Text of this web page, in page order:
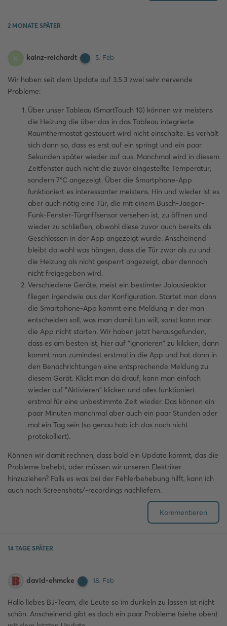
2 MONATE SPÄTER
K kainz-reichardt 5. Feb
Wir haben seit dem Update auf 3.5.3 zwei sehr nervende
Probleme:
Über unser Tableau (SmartTouch 10) können wir meistens
die Heizung die über das in das Tableau integrierte
Raumthermostat gesteuert wird nicht einschalte. Es verhält
sich dann so, dass es erst auf ein springt und ein paar
Sekunden später wieder auf aus. Manchmal wird in diesem
Zeitfenster auch nicht die zuvor eingestellte Temperatur,
sondern 7°C angezeigt. Über die Smartphone-App
funktioniert es interessanter meistens. Hin und wieder ist es
aber auch nötig eine Tür, die mit einem Busch-Jaeger-
Funk-Fenster-Türgriffsensor versehen ist, zu öffnen und
wieder zu schließen, obwohl diese zuvor auch bereits als
Geschlossen in der App angezeigt wurde. Anscheinend
bleibt da wohl was hängen, dass die Tür zwar als zu und
die Heizung als nicht gesperrt angezeigt, aber dennoch
nicht freigegeben wird.
Verschiedene Geräte, meist ein bestimter Jalousieaktor
fliegen irgendwie aus der Konfiguration. Startet man dann
die Smartphone-App kommt eine Meldung in der man
entscheiden soll, was man damit tun will, sonst kann man
die App nicht starten. Wir haben jetzt herausgefunden,
dass es am besten ist, hier auf "ignorieren" zu kilcken, dann
kommt man zumindest erstmal in die App und hat dann in
den Benachrichtungen eine entsprechende Meldung zu
diesem Gerät. Klickt man da drauf, kann man einfach
wieder auf "Aktivieren" klicken und alles funktioniert
erstmal für eine unbestimmte Zeit wieder. Das können ein
paar Minuten manchmal aber auch ein paar Stunden oder
mal ein Tag sein (so genau hab ich das noch nicht
protokolliert).
Können wir damit rechnen, dass bald ein Update kommt, das die
Probleme behebt, oder müssen wir unseren Elektriker
hinzuziehen? Falls es was bei der Fehlerbehebung hilft, kann ich
auch noch Screenshots/-recordings nachliefern.
Kommentieren
14 TAGE SPÄTER
david-ehmcke 18. Feb
Hallo liebes BJ-Team, die Leute so im dunkeln zu lassen ist nicht
schön. Anscheinend gibt es doch ein paar Probleme (siehe oben)